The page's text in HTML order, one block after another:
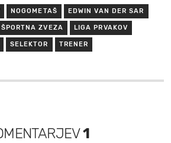
NOGOMETAŠ EDWIN VAN DER SAR
ŠPORTNA ZVEZA LIGA PRVAKOV
SELEKTOR TRENER
1